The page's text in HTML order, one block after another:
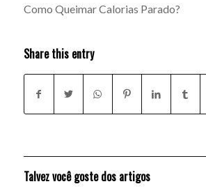
Como Queimar Calorias Parado?
Share this entry
Talvez você goste dos artigos